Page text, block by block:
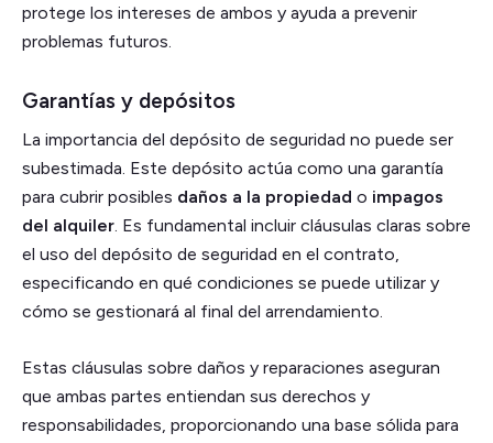
protege los intereses de ambos y ayuda a prevenir
problemas futuros.
Garantías y depósitos
La importancia del depósito de seguridad no puede ser
subestimada. Este depósito actúa como una garantía
para cubrir posibles daños a la propiedad o impagos
del alquiler . Es fundamental incluir cláusulas claras sobre
el uso del depósito de seguridad en el contrato,
especificando en qué condiciones se puede utilizar y
cómo se gestionará al final del arrendamiento.
Estas cláusulas sobre daños y reparaciones aseguran
que ambas partes entiendan sus derechos y
responsabilidades, proporcionando una base sólida para